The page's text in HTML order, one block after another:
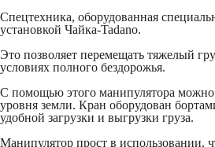
Спецтехника, оборудованная
установкой Чайка-Tadano.
Это позволяет перемещать тяжелый
условиях полного бездорожья.
С помощью этого манипулятора
уровня земли. Кран оборудован
удобной загрузки и выгрузки груза.
Манипулятор прост в использовании,